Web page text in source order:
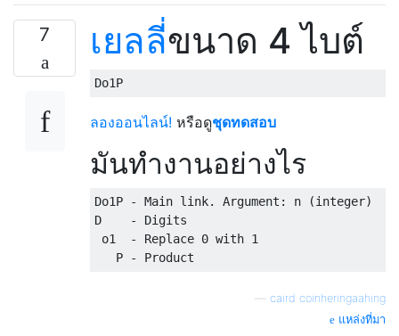
7 เยลลี่ขนาด 4 ไบต์
ลองออนไลน์! หรือดูชุดทดสอบ
มันทำงานอย่างไร
Do1P - Main link. Argument: n (integer)
D    - Digits
o1  - Replace 0 with 1
caird coinheringaahing
แหล่งที่มา